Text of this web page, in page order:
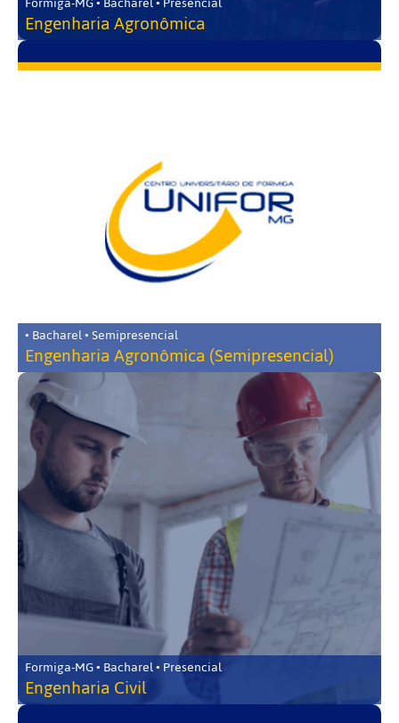
Engenharia Agronômica
• Bacharel • Semipresencial
Engenharia Agronômica (Semipresencial)
Formiga-MG • Bacharel • Presencial
Engenharia Civil